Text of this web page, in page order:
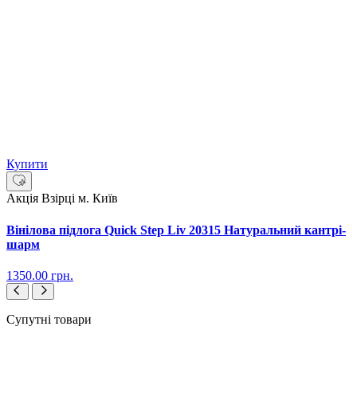
Купити
Акція Взірці м. Київ
Вінілова підлога Quick Step Liv 20315 Натуральний кантрі-
шарм
1350.00 грн.
Супутні товари